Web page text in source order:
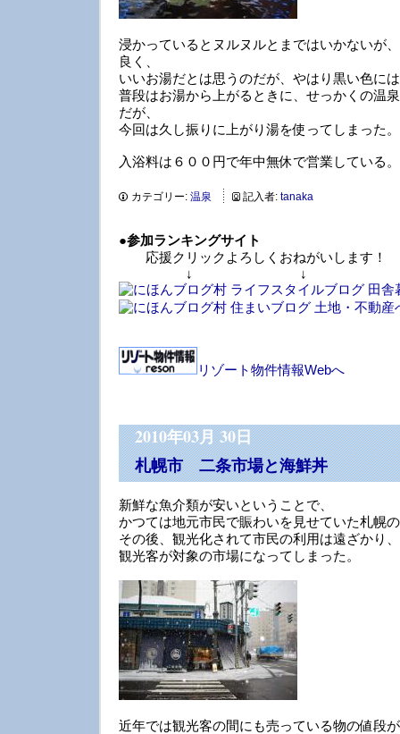
浸かっているとヌルヌルとまではいかないが
良く、
いいお湯だとは思うのだが、やはり黒い色に
普段はお湯から上がるときに、せっかくの温
だが、
今回は久し振りに上がり湯を使ってしまった。
入浴料は６００円で年中無休で営業している。
カテゴリー: 温泉 記入者: tanaka
●参加ランキングサイト
応援クリックよろしくおねがいします！
↓ ↓
リゾート物件情報Webへ
2010年03月 30日
札幌市 二条市場と海鮮丼
新鮮な魚介類が安いということで、
かつては地元市民で賑わいを見せていた札幌
その後、観光化されて市民の利用は遠ざかり、
観光客が対象の市場になってしまった。
近年では観光客の間にも売っている物の値段